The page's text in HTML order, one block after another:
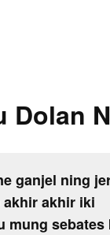
Dolan
ganjel ning
akhir iki
mung